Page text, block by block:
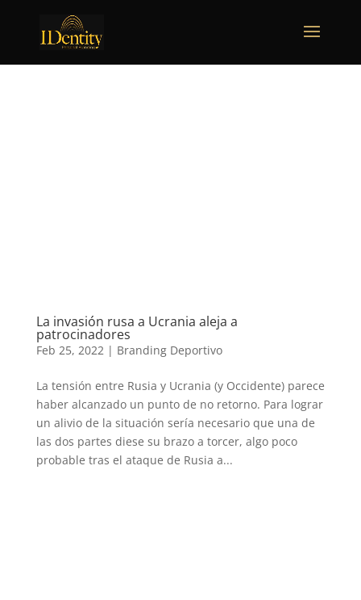
La invasión rusa a Ucrania aleja a
patrocinadores
Feb 25, 2022| Branding Deportivo
La tensión entre Rusia y Ucrania (y Occidente) parece
haber alcanzado un punto de no retorno. Para lograr
un alivio de la situación sería necesario que una de
las dos partes diese su brazo a torcer, algo poco
probable tras el ataque de Rusia a...